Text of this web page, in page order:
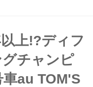
レースとなった今
勢が躍動。37号車
上!?ディフ
チャンピ
au TOM'S